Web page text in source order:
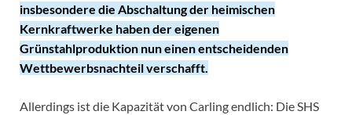
insbesondere die Abschaltung der heimischen
Kernkraftwerke haben der eigenen
Grünstahlproduktion nun einen entscheidenden
Wettbewerbsnachteil verschafft.
Allerdings ist die Kapazität von Carling endlich: Die SHS